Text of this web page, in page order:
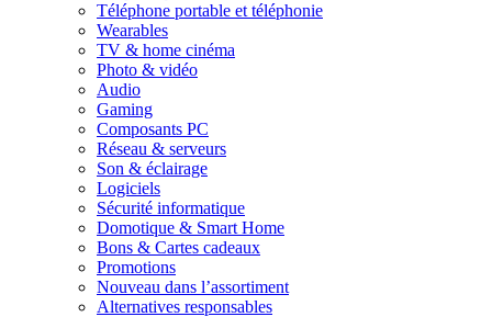
Téléphone portable et téléphonie
Wearables
TV & home cinéma
Photo & vidéo
Audio
Gaming
Composants PC
Réseau & serveurs
Son & éclairage
Logiciels
Sécurité informatique
Domotique & Smart Home
Bons & Cartes cadeaux
Promotions
Nouveau dans l’assortiment
Alternatives responsables